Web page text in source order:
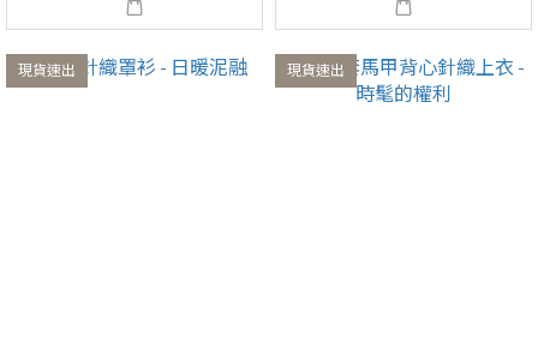
現貨速出 現貨速出